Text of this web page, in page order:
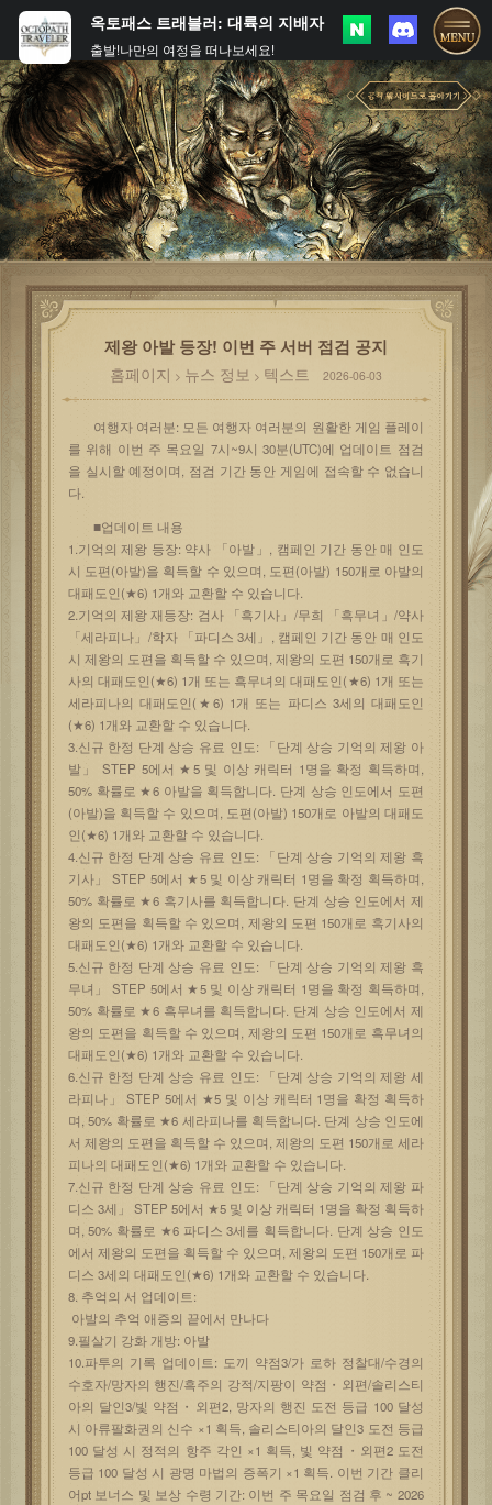
제왕 아발 등장! 이번 주 서버 점검 공지
홈페이지 > 뉴스 정보 > 텍스트 2026-06-03
여행자 여러분: 모든 여행자 여러분의 원활한 게임 플레이
를 위해 이번 주 목요일 7시~9시 30분(UTC)에 업데이트 점검
을 실시할 예정이며, 점검 기간 동안 게임에 접속할 수 없습니
다.
■업데이트 내용
1.기억의 제왕 등장: 약사 「아발」, 캠페인 기간 동안 매 인도
시 도편(아발)을 획득할 수 있으며, 도편(아발) 150개로 아발의
대패도인(★6) 1개와 교환할 수 있습니다.
2.기억의 제왕 재등장: 검사 「흑기사」/무희 「흑무녀」/약사
「세라피나」/학자 「파디스 3세」, 캠페인 기간 동안 매 인도
시 제왕의 도편을 획득할 수 있으며, 제왕의 도편 150개로 흑기
사의 대패도인(★6) 1개 또는 흑무녀의 대패도인(★6) 1개 또는
세라피나의 대패도인(★6) 1개 또는 파디스 3세의 대패도인
(★6) 1개와 교환할 수 있습니다.
3.신규 한정 단계 상승 유료 인도: 「단계 상승 기억의 제왕 아
발」 STEP 5에서 ★5 및 이상 캐릭터 1명을 확정 획득하며,
50% 확률로 ★6 아발을 획득합니다. 단계 상승 인도에서 도편
(아발)을 획득할 수 있으며, 도편(아발) 150개로 아발의 대패도
인(★6) 1개와 교환할 수 있습니다.
4.신규 한정 단계 상승 유료 인도: 「단계 상승 기억의 제왕 흑
기사」 STEP 5에서 ★5 및 이상 캐릭터 1명을 확정 획득하며,
50% 확률로 ★6 흑기사를 획득합니다. 단계 상승 인도에서 제
왕의 도편을 획득할 수 있으며, 제왕의 도편 150개로 흑기사의
대패도인(★6) 1개와 교환할 수 있습니다.
5.신규 한정 단계 상승 유료 인도: 「단계 상승 기억의 제왕 흑
무녀」 STEP 5에서 ★5 및 이상 캐릭터 1명을 확정 획득하며,
50% 확률로 ★6 흑무녀를 획득합니다. 단계 상승 인도에서 제
왕의 도편을 획득할 수 있으며, 제왕의 도편 150개로 흑무녀의
대패도인(★6) 1개와 교환할 수 있습니다.
6.신규 한정 단계 상승 유료 인도: 「단계 상승 기억의 제왕 세
라피나」 STEP 5에서 ★5 및 이상 캐릭터 1명을 확정 획득하
며, 50% 확률로 ★6 세라피나를 획득합니다. 단계 상승 인도에
서 제왕의 도편을 획득할 수 있으며, 제왕의 도편 150개로 세라
피나의 대패도인(★6) 1개와 교환할 수 있습니다.
7.신규 한정 단계 상승 유료 인도: 「단계 상승 기억의 제왕 파
디스 3세」 STEP 5에서 ★5 및 이상 캐릭터 1명을 확정 획득하
며, 50% 확률로 ★6 파디스 3세를 획득합니다. 단계 상승 인도
에서 제왕의 도편을 획득할 수 있으며, 제왕의 도편 150개로 파
디스 3세의 대패도인(★6) 1개와 교환할 수 있습니다.
8. 추억의 서 업데이트:
아발의 추억 애증의 끝에서 만나다
9.필살기 강화 개방: 아발
10.파투의 기록 업데이트: 도끼 약점3/가 로하 정찰대/수경의
수호자/망자의 행진/흑주의 강적/지팡이 약점・외편/솔리스티
아의 달인3/빛 약점・외편2, 망자의 행진 도전 등급 100 달성
시 아류팔화권의 신수 ×1 획득, 솔리스티아의 달인3 도전 등급
100 달성 시 정적의 항주 각인 ×1 획득, 빛 약점・외편2 도전
등급 100 달성 시 광명 마법의 증폭기 ×1 획득. 이번 기간 클리
어pt 보너스 및 보상 수령 기간: 이번 주 목요일 점검 후 ~ 2026
옥토패스 트래블러: 대륙의 지배자
출발!나만의 여정을 떠나보세요!